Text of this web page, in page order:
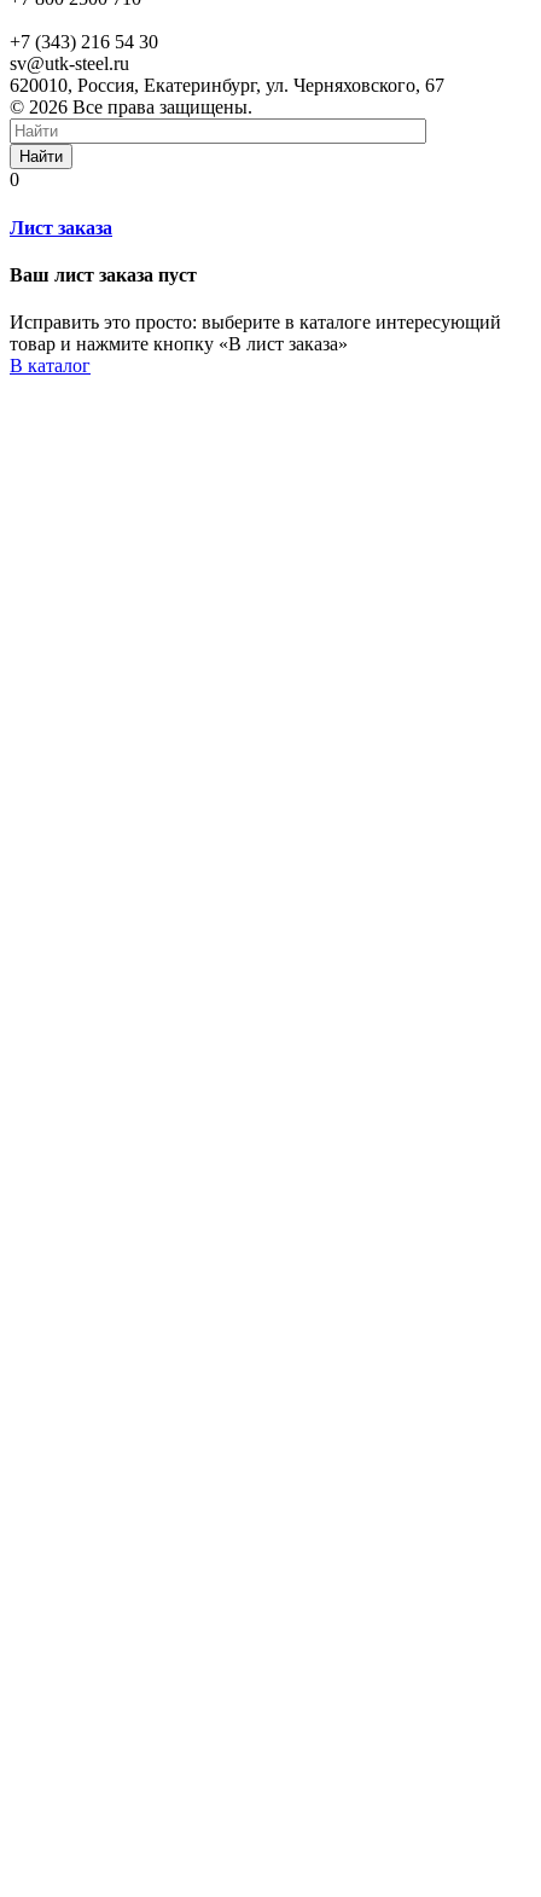
+7 (343) 216 54 30
sv@utk-steel.ru
620010, Россия, Екатеринбург, ул. Черняховского, 67
© 2026 Все права защищены.
Найти
0
Лист заказа
Ваш лист заказа пуст
Исправить это просто: выберите в каталоге интересующий
товар и нажмите кнопку «В лист заказа»
В каталог